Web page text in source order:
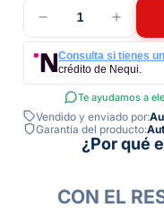
1
Consulta si tienes
crédito de Nequi.
Te ayudamos a
Vendido y enviado por:
Garantía del producto:
¿Por qué
CON EL